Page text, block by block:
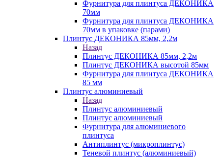
Фурнитура для плинтуса ДЕКОНИКА
70мм
Фурнитура для плинтуса ДЕКОНИКА
70мм в упаковке (парами)
Плинтус ДЕКОНИКА 85мм, 2,2м
Назад
Плинтус ДЕКОНИКА 85мм, 2,2м
Плинтус ДЕКОНИКА высотой 85мм
Фурнитура для плинтуса ДЕКОНИКА
85 мм
Плинтус алюминиевый
Назад
Плинтус алюминиевый
Плинтус алюминиевый
Фурнитура для алюминиевого
плинтуса
Антиплинтус (микроплинтус)
Теневой плинтус (алюминиевый)